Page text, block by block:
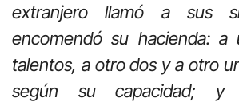
extranjero llamó a sus
encomendó su hacienda: a
talentos, a otro dos y a otro
según su capacidad; y